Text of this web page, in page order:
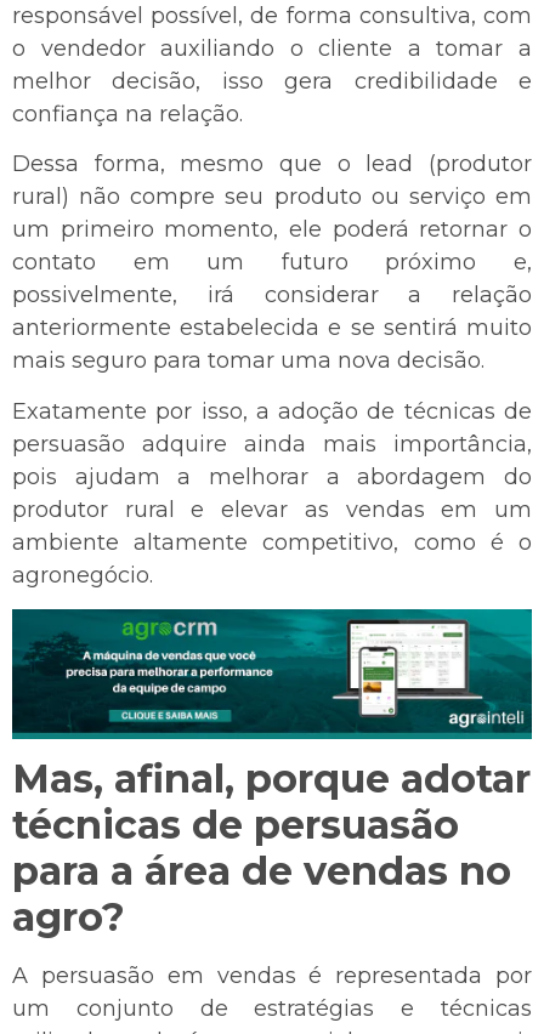
responsável possível, de forma consultiva, com
o vendedor auxiliando o cliente a tomar a
melhor decisão, isso gera credibilidade e
confiança na relação.
Dessa forma, mesmo que o lead (produtor
rural) não compre seu produto ou serviço em
um primeiro momento, ele poderá retornar o
contato em um futuro próximo e,
possivelmente, irá considerar a relação
anteriormente estabelecida e se sentirá muito
mais seguro para tomar uma nova decisão.
Exatamente por isso, a adoção de técnicas de
persuasão adquire ainda mais importância,
pois ajudam a melhorar a abordagem do
produtor rural e elevar as vendas em um
ambiente altamente competitivo, como é o
agronegócio.
Mas, afinal, porque adotar
técnicas de persuasão
para a área de vendas no
agro?
A persuasão em vendas é representada por
um conjunto de estratégias e técnicas